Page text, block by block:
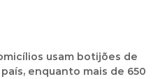
usam botijões de
enquanto mais de 650